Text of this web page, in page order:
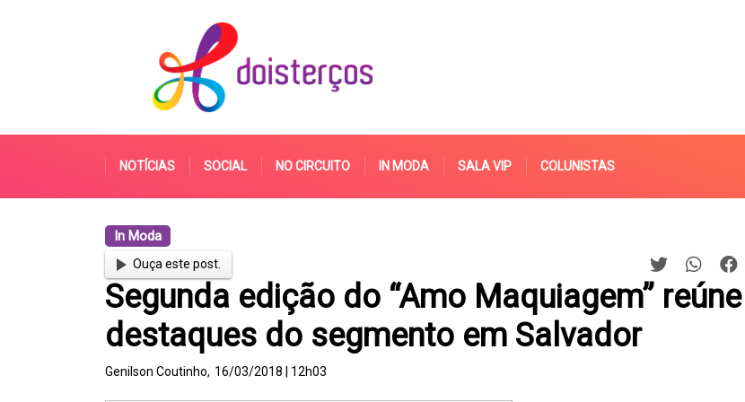
NOTÍCIAS SOCIAL NO CIRCUITO IN MODA SALA VIP COLUNISTAS
In Moda
Ouça este post.
Segunda edição do “Amo Maquiagem” reúne
destaques do segmento em Salvador
Genilson Coutinho, 16/03/2018 | 12h03